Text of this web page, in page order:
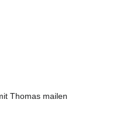
Thomas mailen